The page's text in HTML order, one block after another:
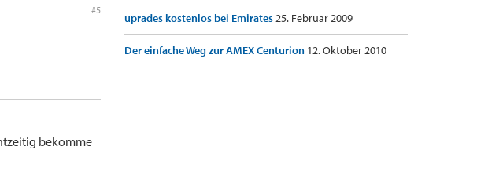
#5
bekomme
uprades kostenlos bei Emirates25. Februar 2009
Der einfache Weg zur AMEX Centurion 12. Oktober 2010